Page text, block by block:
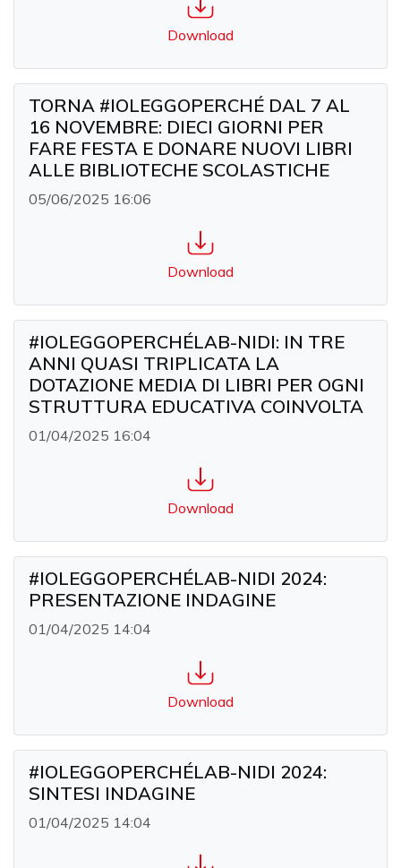
Download
TORNA #IOLEGGOPERCHÉ DAL 7 AL
16 NOVEMBRE: DIECI GIORNI PER
FARE FESTA E DONARE NUOVI LIBRI
ALLE BIBLIOTECHE SCOLASTICHE
05/06/2025 16:06
Download
#IOLEGGOPERCHÉLAB-NIDI: IN TRE
ANNI QUASI TRIPLICATA LA
DOTAZIONE MEDIA DI LIBRI PER OGNI
STRUTTURA EDUCATIVA COINVOLTA
01/04/2025 16:04
Download
#IOLEGGOPERCHÉLAB-NIDI 2024:
PRESENTAZIONE INDAGINE
01/04/2025 14:04
Download
#IOLEGGOPERCHÉLAB-NIDI 2024:
SINTESI INDAGINE
01/04/2025 14:04